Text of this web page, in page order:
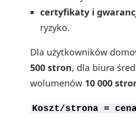
certyfikaty i
ryzyko.
Dla użytkowników
500 stron, dla biura
wolumenów 10 000
Koszt/strona =